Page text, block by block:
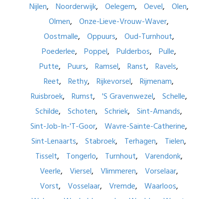
Nijlen
Noorderwijk Oelegem Oevel
Olen
Olmen
Onze-Lieve-Vrouw-Waver
Oostmalle
Oppuurs
Oud-Turnhout
Poederlee
Poppel Pulderbos
Pulle
Putte
Puurs Ramsel Ranst
Ravels
Reet
Rethy Rijkevorsel
Rijmenam
Ruisbroek
Rumst 'S Gravenwezel
Schelle
Schilde
Schoten Schriek
Sint-Amands
Sint-Job-In-'T-Goor
Wavre-Sainte-Catherine
Sint-Lenaarts
Stabroek Terhagen
Tielen
Tisselt
Tongerlo Turnhout
Varendonk
Veerle
Viersel Vlimmeren
Vorselaar
Vorst
Vosselaar Vremde
Waarloos